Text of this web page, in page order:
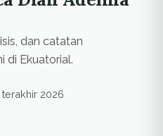
dan catatan
di Ekuatorial.
2026